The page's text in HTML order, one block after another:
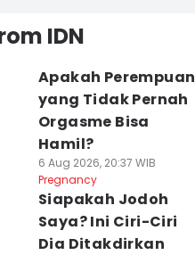
IDN
Apakah Perempuan
yang Tidak Pernah
Orgasme Bisa
Hamil?
6 Aug 2026, 20:37 WIB
Pregnancy
Siapakah Jodoh
Saya? Ini Ciri-Ciri
Dia Ditakdirkan